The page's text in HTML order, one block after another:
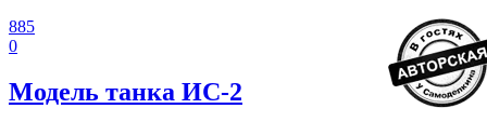
885
0
Модель танка ИС-2